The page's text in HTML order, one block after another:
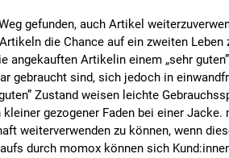
gefunden, auch Artikel
die Chance auf ein zweiten Leben
Artikelin einem „sehr
gebraucht sind, sich jedoch in
Zustand weisen leichte
gezogener Faden bei einer
weiterverwenden zu können, wenn
durch momox können sich